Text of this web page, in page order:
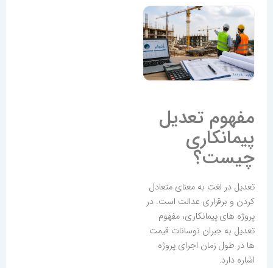
مفهوم تعدیل
پیمانکاری
چیست؟
تعدیل در لغت به معنای متعادل
کردن و برقراری عدالت است. در
پروژه های پیمانکاری، مفهوم
تعدیل به جبران نوسانات قیمت
ها در طول زمان اجرای پروژه
اشاره دارد.